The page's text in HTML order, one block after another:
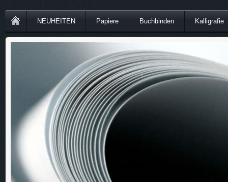
NEUHEITEN Papiere Buchbinden Kalligrafie